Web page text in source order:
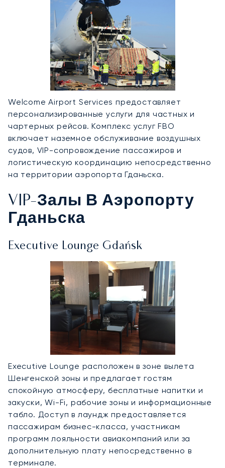
Welcome Airport Services предоставляет
персонализированные услуги для частных и
чартерных рейсов. Комплекс услуг FBO
включает наземное обслуживание воздушных
судов, VIP-сопровождение пассажиров и
логистическую координацию непосредственно
на территории аэропорта Гданьска.
VIP-Залы В Аэропорту
Гданьска
Executive Lounge Gdańsk
Executive Lounge расположен в зоне вылета
Шенгенской зоны и предлагает гостям
спокойную атмосферу, бесплатные напитки и
закуски, Wi-Fi, рабочие зоны и информационные
табло. Доступ в лаундж предоставляется
пассажирам бизнес-класса, участникам
программ лояльности авиакомпаний или за
дополнительную плату непосредственно в
терминале.